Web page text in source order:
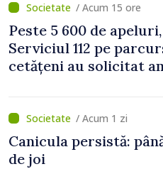
/ Acum 15 ore
Peste 5 600 de
Serviciul 112 pe
cetățeni au solicitat
/ Acum 1 zi
Canicula persistă:
de joi